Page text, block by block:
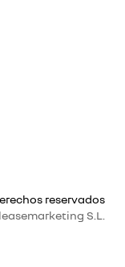
reservados
S.L.